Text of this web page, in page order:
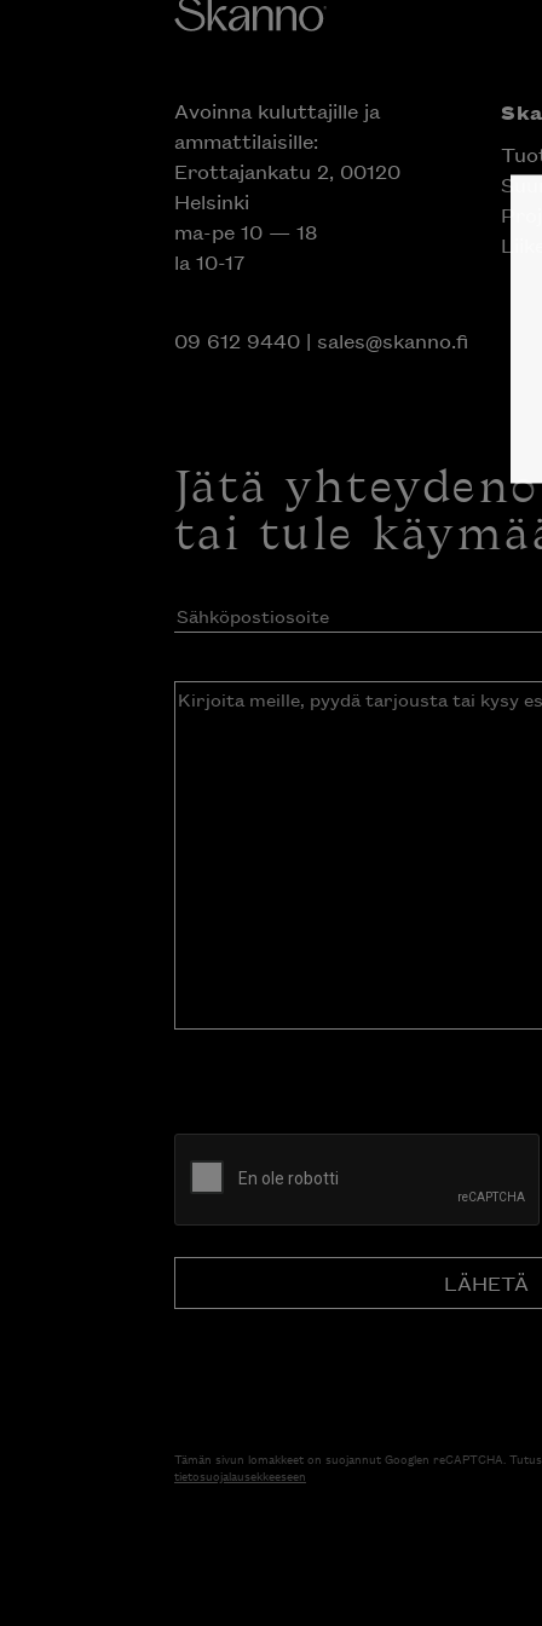
Avoinna kuluttajille ja
ammattilaisille:
Erottajankatu 2, 00120
Helsinki
ma-pe 10 — 18
la 10-17
09 612 9440| sales@skanno.fi
Jätä
tai tule
Sähköpostiosoite(Pakollinen)
Kirjoita
Tämän sivun lomakkeet on suojannut Googlen reCAPTCHA.
tietosuojalausekkeeseen